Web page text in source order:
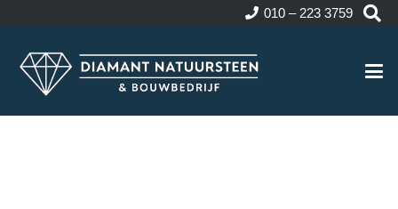
010 – 223 3759